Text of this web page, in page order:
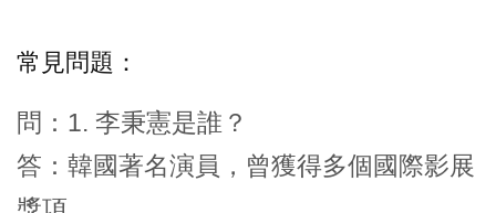
常見問題：
問：1. 李秉憲是誰？
答：韓國著名演員，曾獲得多個國際影展